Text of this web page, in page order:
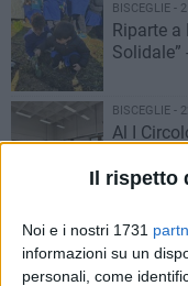
Il rispetto
Noi e i nostri 1731
informazioni su un
personali, come
BISCEGLIE -
Riparte a
Solidale”
BISCEGLIE -
Al I
“La
BISCEGLIE -